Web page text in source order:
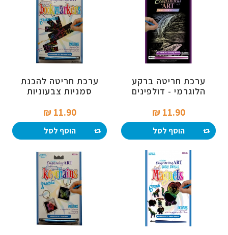
ערכת חריטה ברקע
הלוגרמי - דולפינים
11.90 ₪‎
הוסף לסל
ערכת חריטה להכנת
סמניות צבעוניות
11.90 ₪‎
הוסף לסל